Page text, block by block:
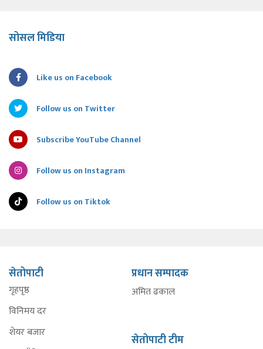
सोसल मिडिया
Like us on Facebook
Follow us on Twitter
Subscribe YouTube Channel
Follow us on Instagram
Follow us on Tiktok
सेतोपाटी
गृहपृष्ठ
विनिमय दर
शेयर बजार
प्रधान सम्पादक
अमित ढकाल
सेतोपाटी टीम